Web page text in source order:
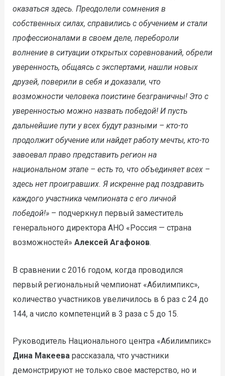
оказаться здесь. Преодолели сомнения в
собственных силах, справились с обучением и стали
профессионалами в своем деле, перебороли
волнение в ситуации открытых соревнований, обрели
уверенность, общаясь с экспертами, нашли новых
друзей, поверили в себя и доказали, что
возможности человека поистине безграничны! Это с
уверенностью можно назвать победой! И пусть
дальнейшие пути у всех будут разными – кто-то
продолжит обучение или найдет работу мечты, кто-то
завоевал право представить регион на
национальном этапе – есть то, что объединяет всех –
здесь нет проигравших. Я искренне рад поздравить
каждого участника чемпионата с его личной
победой!» – подчеркнул первый заместитель
генерального директора АНО «Россия — страна
возможностей» Алексей Агафонов.
В сравнении с 2016 годом, когда проводился
первый региональный чемпионат «Абилимпикс»,
количество участников увеличилось в 6 раз с 24 до
144, а число компетенций в 3 раза с 5 до 15.
Руководитель Национального центра «Абилимпикс»
Дина Макееварассказала, что участники
демонстрируют не только свое мастерство, но и